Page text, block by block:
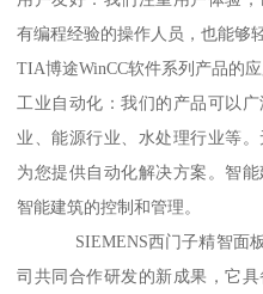
有编程经验的操作人员，也能够
TIA博途WinCC软件系列产品的应
工业自动化：我们的产品可以
业、能源行业、水处理行业等
为您提供自动化解决方案。智
智能建筑的控制和管理。
SIEMENS西门子精智面板
司共同合作研发的新成果，它